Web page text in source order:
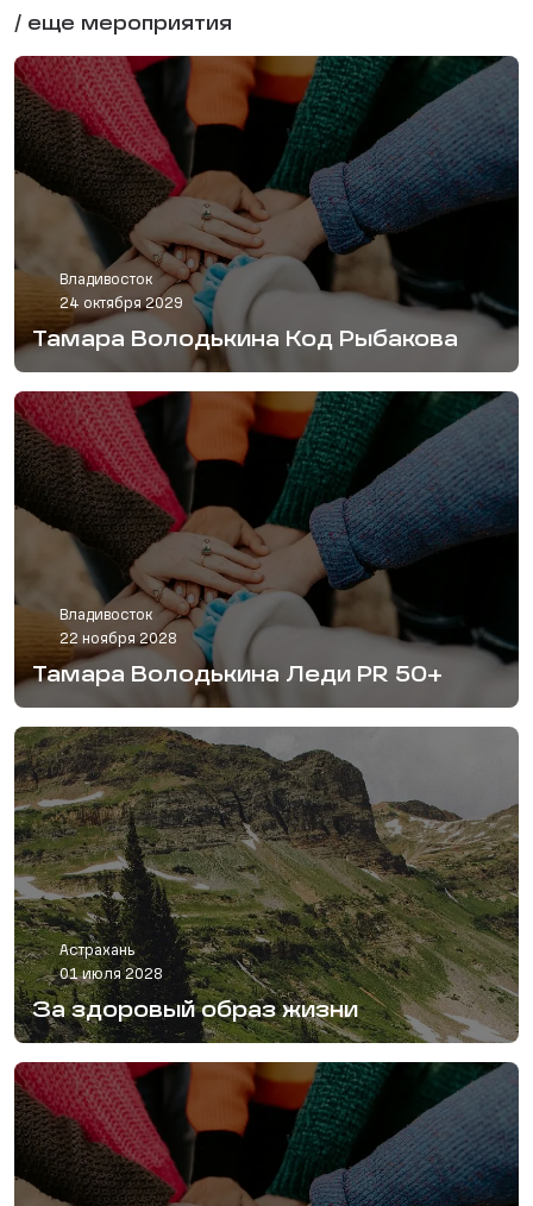
/ еще мероприятия
Владивосток
24 октября 2029
Тамара Володькина Код Рыбакова
Владивосток
22 ноября 2028
Тамара Володькина Леди PR 50+
Астрахань
01 июля 2028
За здоровый образ жизни